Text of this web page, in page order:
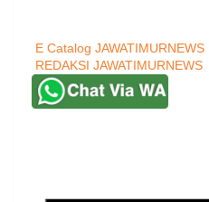
E Catalog JAWATIMURNEWS
REDAKSI JAWATIMURNEWS